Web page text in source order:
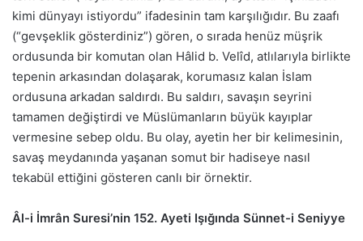
kimi dünyayı istiyordu” ifadesinin tam karşılığıdır. Bu zaafı
(“gevşeklik gösterdiniz”) gören, o sırada henüz müşrik
ordusunda bir komutan olan Hâlid b. Velîd, atlılarıyla birlikte
tepenin arkasından dolaşarak, korumasız kalan İslam
ordusuna arkadan saldırdı. Bu saldırı, savaşın seyrini
tamamen değiştirdi ve Müslümanların büyük kayıplar
vermesine sebep oldu. Bu olay, ayetin her bir kelimesinin,
savaş meydanında yaşanan somut bir hadiseye nasıl
tekabül ettiğini gösteren canlı bir örnektir.
Âl-i İmrân Suresi’nin 152. Ayeti Işığında Sünnet-i Seniyye